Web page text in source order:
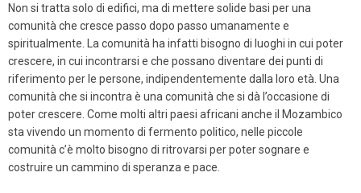
Non si tratta solo di edifici, ma di mettere solide basi per una
comunità che cresce passo dopo passo umanamente e
spiritualmente. La comunità ha infatti bisogno di luoghi in cui poter
crescere, in cui incontrarsi e che possano diventare dei punti di
riferimento per le persone, indipendentemente dalla loro età. Una
comunità che si incontra è una comunità che si dà l’occasione di
poter crescere. Come molti altri paesi africani anche il Mozambico
sta vivendo un momento di fermento politico, nelle piccole
comunità c’è molto bisogno di ritrovarsi per poter sognare e
costruire un cammino di speranza e pace.